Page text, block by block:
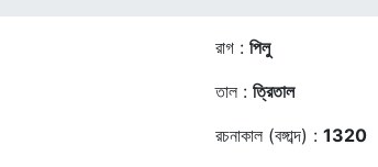
রাগ : পিলু
তাল : ত্রিতাল
রচনাকাল (বঙ্গাব্দ) : 1320